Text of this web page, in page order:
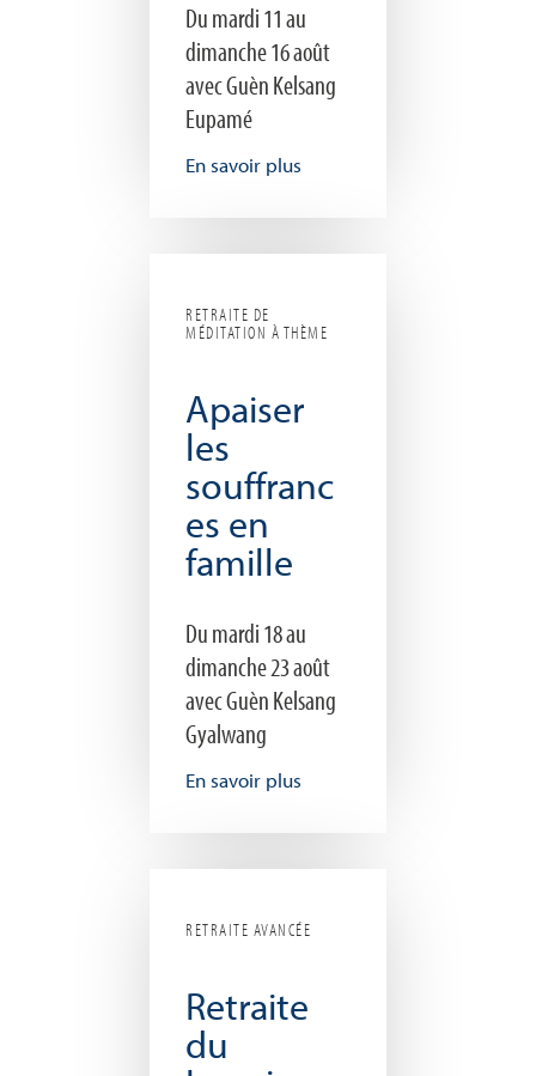
Du mardi 11 au
dimanche 16 août
avec Guèn Kelsang
Eupamé
En savoir plus
RETRAITE DE
MÉDITATION À THÈME
Apaiser
les
souffranc
es en
famille
Du mardi 18 au
dimanche 23 août
avec Guèn Kelsang
Gyalwang
En savoir plus
RETRAITE AVANCÉE
Retraite
du